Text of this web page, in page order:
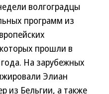
волгоградцы
программ из
прошли в
На зарубежных
Элиан
из Бельгии, а также